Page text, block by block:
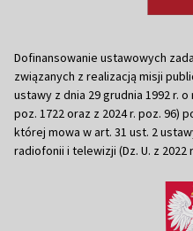
Dofinansowanie ustawowych
związanych z realizacją misji
ustawy z dnia 29 grudnia 1992 r.
poz. 1722 oraz z 2024 r. poz. 96)
której mowa w art. 31 ust. 2
radiofonii i telewizji (Dz. U. z 2022